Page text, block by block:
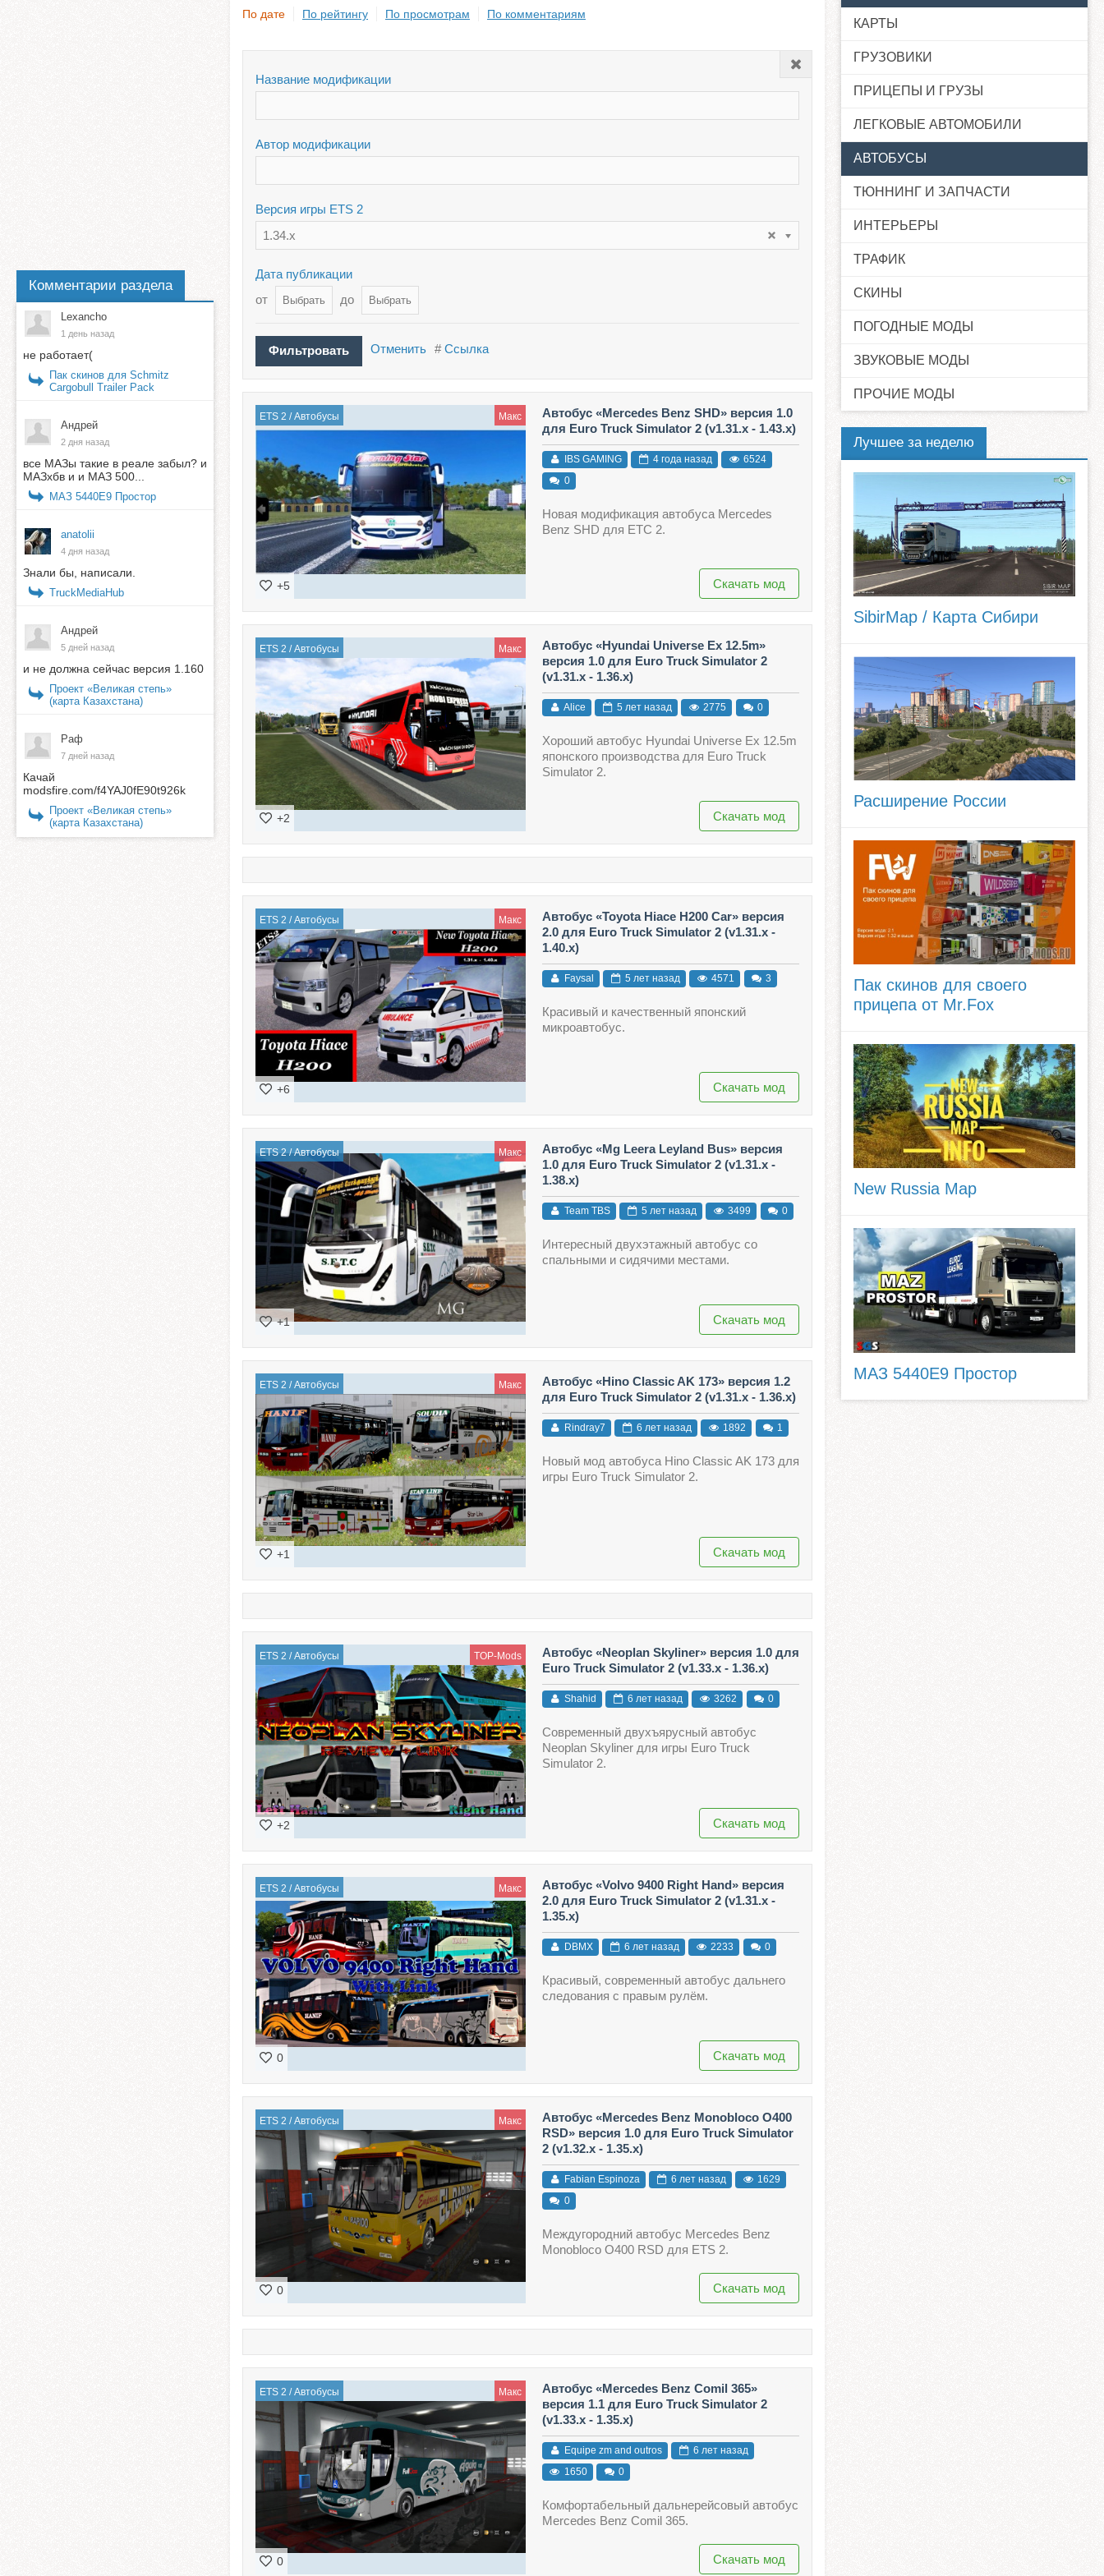
По дате По рейтингу По просмотрам По комментариям
Название модификации
Автор модификации
Версия игры ETS 2
1.34.x
Дата публикации
от
до
Отменить #Ссылка
ETS 2 /Автобусы Макс
+5
Автобус «Mercedes Benz SHD» версия 1.0
для Euro Truck Simulator 2 (v1.31.x - 1.43.x)
IBS GAMING 4 года назад
6524
0
Новая модификация автобуса Mercedes
Benz SHD для ЕТС 2.
Скачать мод
ETS 2 /Автобусы Макс
+2
Автобус «Hyundai Universe Ex 12.5m»
версия 1.0 для Euro Truck Simulator 2
(v1.31.x - 1.36.x)
Alice 5 лет назад 2775 0
Хороший автобус Hyundai Universe Ex 12.5m
японского производства для Euro Truck
Simulator 2.
Скачать мод
ETS 2 /Автобусы Макс
+6
Автобус «Toyota Hiace H200 Car» версия
2.0 для Euro Truck Simulator 2 (v1.31.x -
1.40.x)
Faysal 5 лет назад 4571 3
Красивый и качественный японский
микроавтобус.
Скачать мод
ETS 2/Автобусы Макс
+1
Автобус «Mg Leera Leyland Bus» версия
1.0 для Euro Truck Simulator 2 (v1.31.x -
1.38.x)
Team TBS 5 лет назад 3499 0
Интересный двухэтажный автобус со
спальными и сидячими местами.
Скачать мод
ETS 2 /Автобусы Макс
+1
Автобус «Hino Classic AK 173» версия 1.2
для Euro Truck Simulator 2 (v1.31.x - 1.36.x)
Rindray7 6 лет назад 1892 1
Новый мод автобуса Hino Classic AK 173 для
игры Euro Truck Simulator 2.
Скачать мод
ETS 2 /Автобусы TOP-Mods
+2
Автобус «Neoplan Skyliner» версия 1.0 для
Euro Truck Simulator 2 (v1.33.x - 1.36.x)
Shahid 6 лет назад 3262 0
Современный двухъярусный автобус
Neoplan Skyliner для игры Euro Truck
Simulator 2.
Скачать мод
ETS 2 /Автобусы Макс
0
Автобус «Volvo 9400 Right Hand» версия
2.0 для Euro Truck Simulator 2 (v1.31.x -
1.35.x)
DBMX 6 лет назад 2233 0
Красивый, современный автобус дальнего
следования с правым рулём.
Скачать мод
ETS 2 /Автобусы Макс
0
Автобус «Mercedes Benz Monobloco O400
RSD» версия 1.0 для Euro Truck Simulator
2 (v1.32.x - 1.35.x)
Fabian Espinoza 6 лет назад
1629
0
Междугородний автобус Mercedes Benz
Monobloco O400 RSD для ETS 2.
Скачать мод
ETS 2 /Автобусы Макс
0
Автобус «Mercedes Benz Comil 365»
версия 1.1 для Euro Truck Simulator 2
(v1.33.x - 1.35.x)
Equipe zm and outros
6 лет назад
1650
0
Комфортабельный дальнерейсовый автобус
Mercedes Benz Comil 365.
Скачать мод
Комментарии раздела
Lexancho
1 день назад
не работает(
Пак скинов для Schmitz
Cargobull Trailer Pack
Андрей
2 дня назад
все МАЗы такие в реале забыл? и
МАЗхбв и и МАЗ 500...
МАЗ 5440E9 Простор
anatolii
4 дня назад
Знали бы, написали.
TruckMediaHub
Андрей
5 дней назад
и не должна сейчас версия 1.160
Проект «Великая степь»
(карта Казахстана)
Раф
7 дней назад
Качай
modsfire.com/f4YAJ0fE90t926k
Проект «Великая степь»
(карта Казахстана)
КАРТЫ
ГРУЗОВИКИ
ПРИЦЕПЫ И ГРУЗЫ
ЛЕГКОВЫЕ АВТОМОБИЛИ
АВТОБУСЫ
ТЮННИНГ И ЗАПЧАСТИ
ИНТЕРЬЕРЫ
ТРАФИК
СКИНЫ
ПОГОДНЫЕ МОДЫ
ЗВУКОВЫЕ МОДЫ
ПРОЧИЕ МОДЫ
Лучшее за неделю
SibirMap / Карта Сибири
Расширение России
Пак скинов для своего
прицепа от Mr.Fox
New Russia Map
МАЗ 5440E9 Простор